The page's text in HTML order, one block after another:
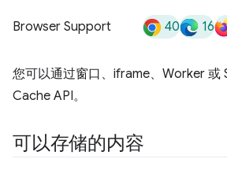
Browser Support 40 16
您可以通过窗口、iframe、Worker 或
Cache API。
可以存储的内容